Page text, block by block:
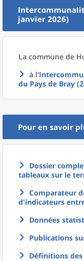
janvier 2026)
La commune de
à l'
du Pays de Bray
Pour en savoir
Dossier
tableaux sur le
Comparateur
d'indicateurs
Données
Publications
Définitions